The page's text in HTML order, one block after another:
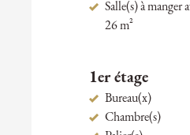
Salle(s) à manger
26 m²
1er étage
Bureau(x)
Chambre(s)